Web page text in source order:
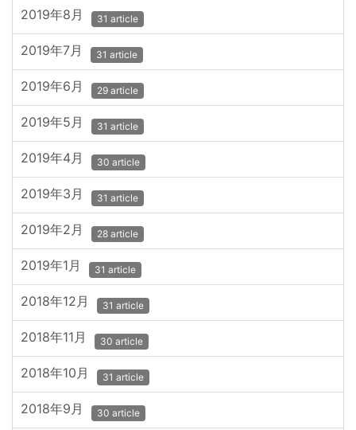
2019年8月 31 article
2019年7月 31 article
2019年6月 29 article
2019年5月 31 article
2019年4月 30 article
2019年3月 31 article
2019年2月 28 article
2019年1月 31 article
2018年12月 31 article
2018年11月 30 article
2018年10月 31 article
2018年9月 30 article